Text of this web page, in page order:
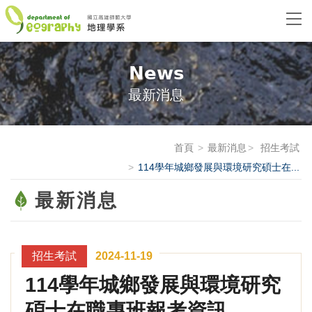
News
最新消息
首頁 最新消息
招生考試
114學年城鄉發展與環境研究碩士在...
最新消息
招生考試 2024-11-19
114學年城鄉發展與環境研究